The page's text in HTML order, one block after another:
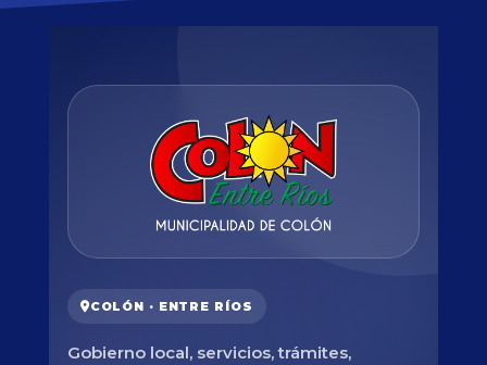
COLÓN · ENTRE RÍOS
Gobierno local, servicios, trámites,